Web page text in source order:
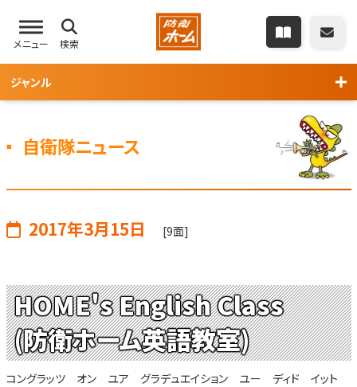
メニュー 検索
ジャンル
自衛隊ニュース
2017年3月15日 [9面]
HOME's English Class
(防衛ホーム英語教室)
コングラッツ オン ユア グラデュエイション ユー ディド イット